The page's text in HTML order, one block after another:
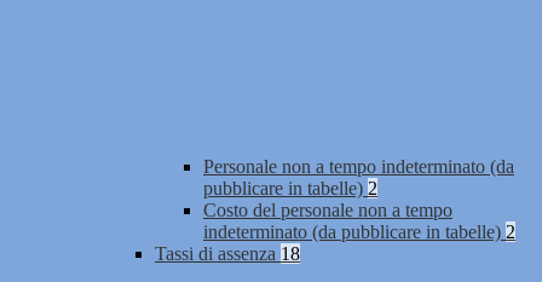
Personale non a tempo indeterminato (da
pubblicare in tabelle) 2
Costo del personale non a tempo
indeterminato (da pubblicare in tabelle) 2
Tassi di assenza 18